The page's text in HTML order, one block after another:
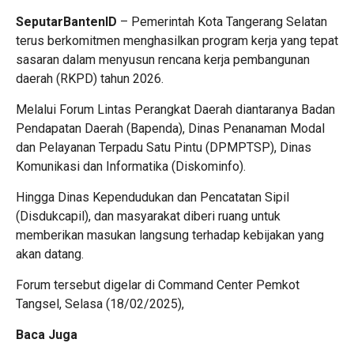
SeputarBantenID – Pemerintah Kota Tangerang Selatan
terus berkomitmen menghasilkan program kerja yang tepat
sasaran dalam menyusun rencana kerja pembangunan
daerah (RKPD) tahun 2026.
Melalui Forum Lintas Perangkat Daerah diantaranya Badan
Pendapatan Daerah (Bapenda), Dinas Penanaman Modal
dan Pelayanan Terpadu Satu Pintu (DPMPTSP), Dinas
Komunikasi dan Informatika (Diskominfo).
Hingga Dinas Kependudukan dan Pencatatan Sipil
(Disdukcapil), dan masyarakat diberi ruang untuk
memberikan masukan langsung terhadap kebijakan yang
akan datang.
Forum tersebut digelar di Command Center Pemkot
Tangsel, Selasa (18/02/2025),
Baca Juga